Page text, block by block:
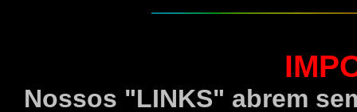
Nossos "LINKS" abrem